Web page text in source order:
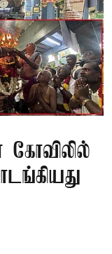
கோவிலில்